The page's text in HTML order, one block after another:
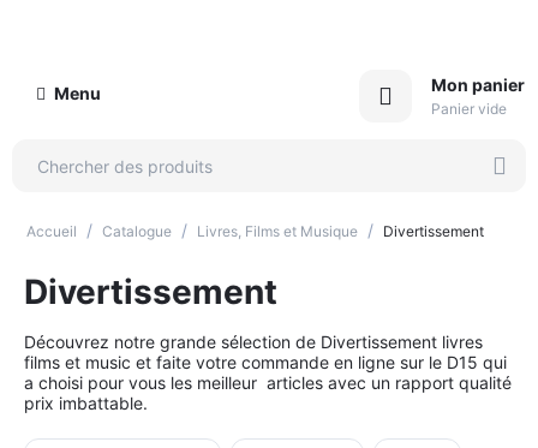
Menu Mon panier
Panier vide
Accueil / Catalogue / Livres, Films et Musique / Divertissement
Divertissement
Découvrez notre grande sélection de Divertissement livres
films et music et faite votre commande en ligne sur le D15 qui
a choisi pour vous les meilleur articles avec un rapport qualité
prix imbattable.